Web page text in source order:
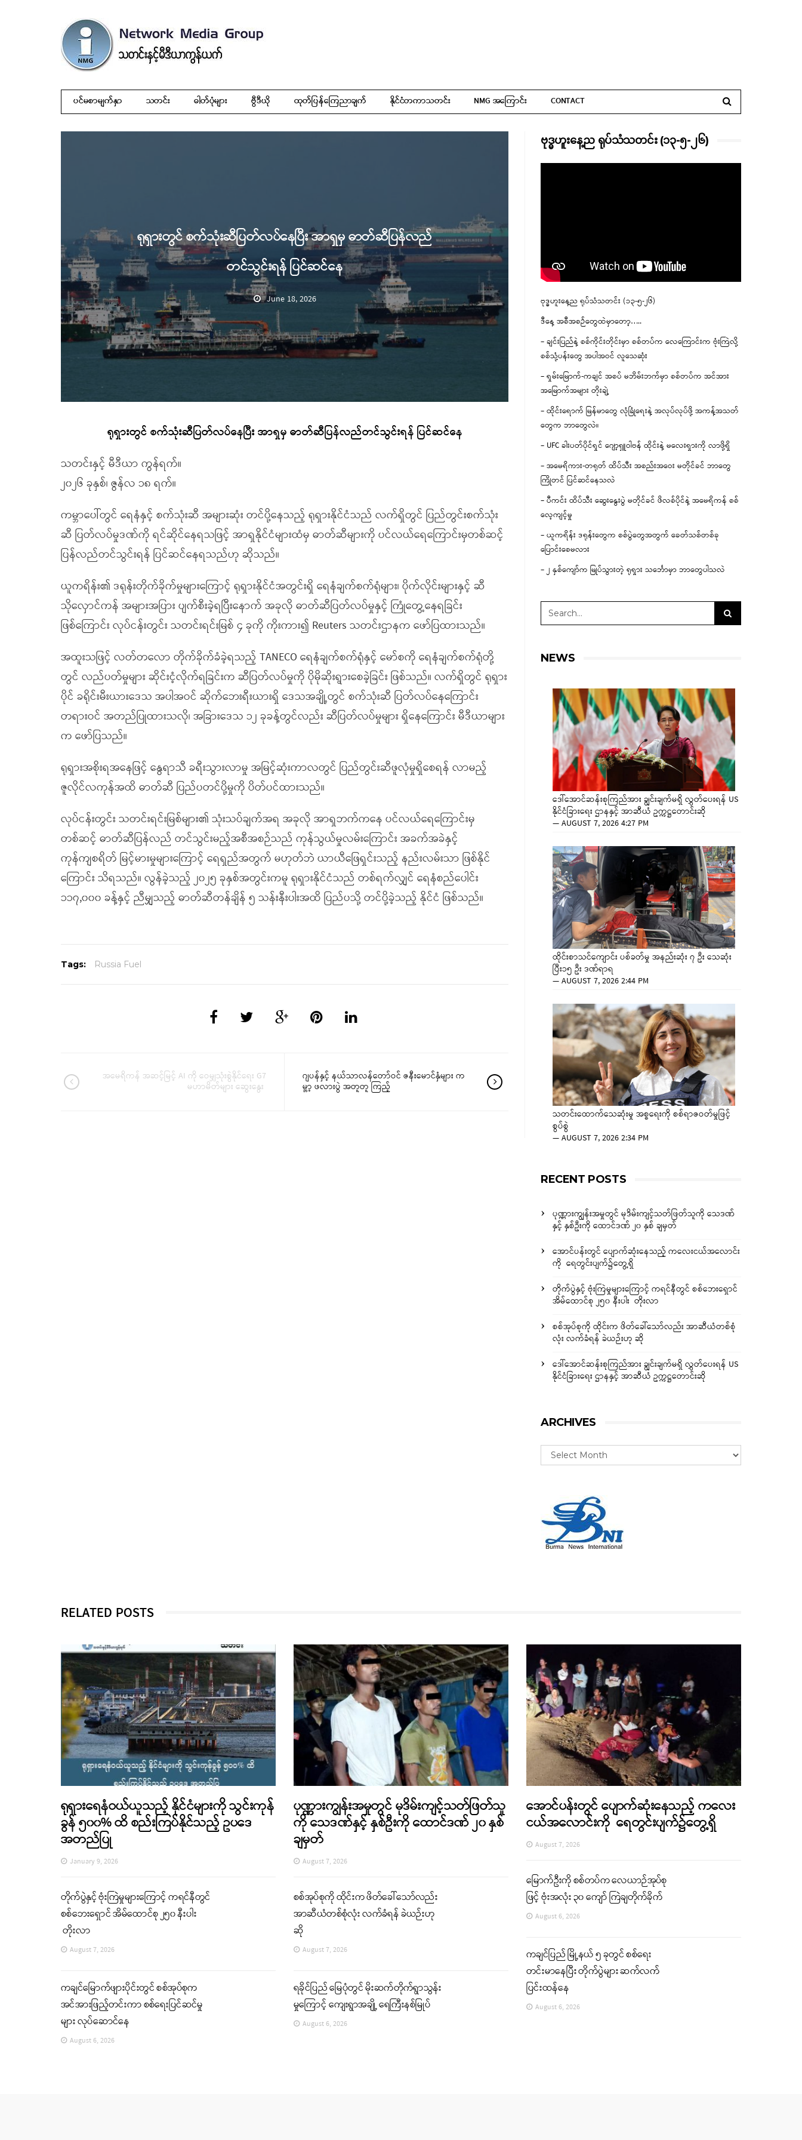
ပင်မစာမျက်နှာ သတင်း ဓါတ်ပုံများ ဗွီဒီယို ထုတ်ပြန်ကြေညာချက် နိုင်ငံတကာသတင်း NMG အကြောင်း CONTACT
ရုရှားတွင် စက်သုံးဆီပြတ်လပ်နေပြီး အာရှမှ ဓာတ်ဆီပြန်လည်
တင်သွင်းရန် ပြင်ဆင်နေ
June 18, 2026
ရုရှားတွင် စက်သုံးဆီပြတ်လပ်နေပြီး အာရှမှ ဓာတ်ဆီပြန်လည်တင်သွင်းရန် ပြင်ဆင်နေ
သတင်းနှင့် မီဒီယာ ကွန်ရက်။
၂၀၂၆ ခုနှစ်၊ ဇွန်လ ၁၈ ရက်။
ကမ္ဘာပေါ်တွင် ရေနံနှင့် စက်သုံးဆီ အများဆုံး တင်ပို့နေသည့် ရုရှားနိုင်ငံသည် လက်ရှိတွင် ပြည်တွင်းစက်သုံး
ဆီ ပြတ်လပ်မှုဒဏ်ကို ရင်ဆိုင်နေရသဖြင့် အာရှနိုင်ငံများထံမှ ဓာတ်ဆီများကို ပင်လယ်ရေကြောင်းမှတစ်ဆင့်
ပြန်လည်တင်သွင်းရန် ပြင်ဆင်နေရသည်ဟု ဆိုသည်။
ယူကရိန်း၏ ဒရုန်းတိုက်ခိုက်မှုများကြောင့် ရုရှားနိုင်ငံအတွင်းရှိ ရေနံချက်စက်ရုံများ၊ ပိုက်လိုင်းများနှင့် ဆီ
သိုလှောင်ကန် အများအပြား ပျက်စီးခဲ့ရပြီးနောက် အခုလို ဓာတ်ဆီပြတ်လပ်မှုနှင့် ကြုံတွေ့နေရခြင်း
ဖြစ်ကြောင်း လုပ်ငန်းတွင်း သတင်းရင်းမြစ် ၄ ခုကို ကိုးကား၍ Reuters သတင်းဌာနက ဖော်ပြထားသည်။
အထူးသဖြင့် လတ်တလော တိုက်ခိုက်ခံခဲ့ရသည့် TANECO ရေနံချက်စက်ရုံနှင့် မော်စကို ရေနံချက်စက်ရုံတို့
တွင် လည်ပတ်မှုများ ဆိုင်းငံ့လိုက်ရခြင်းက ဆီပြတ်လပ်မှုကို ပိုမိုဆိုးရွားစေခဲ့ခြင်း ဖြစ်သည်။ လက်ရှိတွင် ရုရှား
ပိုင် ခရိုင်းမီးယားဒေသ အပါအဝင် ဆိုက်ဘေးရီးယားရှိ ဒေသအချို့တွင် စက်သုံးဆီ ပြတ်လပ်နေကြောင်း
တရားဝင် အတည်ပြုထားသလို၊ အခြားဒေသ ၁၂ ခုခန့်တွင်လည်း ဆီပြတ်လပ်မှုများ ရှိနေကြောင်း မီဒီယာများ
က ဖော်ပြသည်။
ရုရှားအစိုးရအနေဖြင့် နွေရာသီ ခရီးသွားလာမှု အမြင့်ဆုံးကာလတွင် ပြည်တွင်းဆီဖူလုံမှုရှိစေရန် လာမည့်
ဇူလိုင်လကုန်အထိ ဓာတ်ဆီ ပြည်ပတင်ပို့မှုကို ပိတ်ပင်ထားသည်။
လုပ်ငန်းတွင်း သတင်းရင်းမြစ်များ၏ သုံးသပ်ချက်အရ အခုလို အာရှဘက်ကနေ ပင်လယ်ရေကြောင်းမှ
တစ်ဆင့် ဓာတ်ဆီပြန်လည် တင်သွင်းမည့်အစီအစဉ်သည် ကုန်သွယ်မှုလမ်းကြောင်း အခက်အခဲနှင့်
ကုန်ကျစရိတ် မြင့်မားမှုများကြောင့် ရေရှည်အတွက် မဟုတ်ဘဲ ယာယီဖြေရှင်းသည့် နည်းလမ်းသာ ဖြစ်နိုင်
ကြောင်း သိရသည်။ လွန်ခဲ့သည့် ၂၀၂၅ ခုနှစ်အတွင်းကမူ ရုရှားနိုင်ငံသည် တစ်ရက်လျှင် ရေနံစည်ပေါင်း
၁၁၇,၀၀၀ ခန့်နှင့် ညီမျှသည့် ဓာတ်ဆီတန်ချိန် ၅ သန်းနီးပါးအထိ ပြည်ပသို့ တင်ပို့ခဲ့သည့် နိုင်ငံ ဖြစ်သည်။
Tags: Russia Fuel
အမေရိကန် အဆင့်မြင့် AI ကို ဝေမျှသုံးစွဲနိုင်ရေး G7
မဟာမိတ်များ ဆွေးနွေး
ဂျပန်နှင့် နယ်သာလန်တော်ဝင် ဇနီးမောင်နှံများ က
မ္ဘာ့ ဖလားပွဲ အတူတူ ကြည့်
ဗုဒ္ဓဟူးနေ့ည ရုပ်သံသတင်း (၁၃-၅-၂၆)
ဗုဒ္ဓဟူးနေ့ည ရုပ်သံသတင်း (၁၃-၅-၂၆)
ဒီနေ့ အစီအစဉ်တွေထဲမှာတော့…..
– ချင်းပြည်နဲ့ စစ်ကိုင်းတိုင်းမှာ စစ်တပ်က လေကြောင်းက ဗုံးကြဲလို့
စစ်သုံ့ပန်းတွေ အပါအဝင် လူသေဆုံး
– ရှမ်းမြောက်-ကချင် အစပ် မဘိမ်းဘက်မှာ စစ်တပ်က အင်အား
အမြောက်အများ တိုးချဲ့
– ထိုင်းရောက် မြန်မာတွေ လုံခြုံရေးနဲ့ အလုပ်လုပ်ဖို့ အကန့်အသတ်
တွေက ဘာတွေလဲ။
– UFC ခါးပတ်ပိုင်ရှင် ဂျော့ရှူဝါဗန် ထိုင်းနဲ့ မလေးရှားကို လာဖို့ရှိ
– အမေရိကား-တရုတ် ထိပ်သီး အစည်းအဝေး မတိုင်ခင် ဘာတွေ
ကြိုတင် ပြင်ဆင်နေသလဲ
– ပီကင်း ထိပ်သီး ဆွေးနွေးပွဲ မတိုင်ခင် ဖိလစ်ပိုင်နဲ့ အမေရိကန် စစ်
လေ့ကျင့်မှု
– ယူကရိန်း ဒရုန်းတွေက စစ်ပွဲတွေအတွက် ခေတ်သစ်တစ်ခု
ပြောင်းစေမလား
– ၂ နှစ်ကျော်က မြုပ်သွားတဲ့ ရုရှား သင်္ဘောမှာ ဘာတွေပါသလဲ
NEWS
ဒေါ်အောင်ဆန်းစုကြည်အား ချွင်းချက်မရှိ လွှတ်ပေးရန် US
နိုင်ငံခြားရေး ဌာနနှင့် အာဆီယံ ဥက္ကဋ္ဌတောင်းဆို
—AUGUST 7, 2026 4:27 PM
ထိုင်းစာသင်ကျောင်း ပစ်ခတ်မှု အနည်းဆုံး ၇ ဦး သေဆုံး
ပြီး၁၅ ဦး ဒဏ်ရာရ
—AUGUST 7, 2026 2:44 PM
သတင်းထောက်သေဆုံးမှု အစ္စရေးကို စစ်ရာဇဝတ်မှုဖြင့်
စွပ်စွဲ
—AUGUST 7, 2026 2:34 PM
RECENT POSTS
ပုဏ္ဏားကျွန်းအမှုတွင် မုဒိမ်းကျင့်သတ်ဖြတ်သူကို သေဒဏ်
နှင့် နှစ်ဦးကို ထောင်ဒဏ် ၂၀ နှစ် ချမှတ်
အောင်ပန်းတွင် ပျောက်ဆုံးနေသည့် ကလေးငယ်အလောင်း
ကို ရေတွင်းပျက်၌တွေ့ရှိ
တိုက်ပွဲနှင့် ဗုံးကြဲမှုများကြောင့် ကရင်နီတွင် စစ်ဘေးရှောင်
အိမ်ထောင်စု ၂၅၀ နီးပါး တိုးလာ
စစ်အုပ်စုကို ထိုင်းက ဖိတ်ခေါ်သော်လည်း အာဆီယံတစ်စုံ
လုံး လက်ခံရန် ခဲယဉ်းဟု ဆို
ဒေါ်အောင်ဆန်းစုကြည်အား ချွင်းချက်မရှိ လွှတ်ပေးရန် US
နိုင်ငံခြားရေး ဌာနနှင့် အာဆီယံ ဥက္ကဋ္ဌတောင်းဆို
ARCHIVES
RELATED POSTS
ရုရှားရေနံဝယ်ယူသည့် နိုင်ငံများကို သွင်းကုန်
ခွန် ၅၀၀% ထိ စည်းကြပ်နိုင်သည့် ဥပဒေ
အတည်ပြု
January 9, 2026
တိုက်ပွဲနှင့် ဗုံးကြဲမှုများကြောင့် ကရင်နီတွင်
စစ်ဘေးရှောင် အိမ်ထောင်စု ၂၅၀ နီးပါး
တိုးလာ
August 7, 2026
ကချင်မြောက်ဖျားပိုင်းတွင် စစ်အုပ်စုက
အင်အားဖြည့်တင်းကာ စစ်ရေးပြင်ဆင်မှု
များ လုပ်ဆောင်နေ
August 6, 2026
ပုဏ္ဏားကျွန်းအမှုတွင် မုဒိမ်းကျင့်သတ်ဖြတ်သူ
ကို သေဒဏ်နှင့် နှစ်ဦးကို ထောင်ဒဏ် ၂၀ နှစ်
ချမှတ်
August 7, 2026
စစ်အုပ်စုကို ထိုင်းက ဖိတ်ခေါ်သော်လည်း
အာဆီယံတစ်စုံလုံး လက်ခံရန် ခဲယဉ်းဟု
ဆို
August 7, 2026
ရခိုင်ပြည် မြေပုံတွင် မိုးဆက်တိုက်ရွာသွန်း
မှုကြောင့် ကျေးရွာအချို့ ရေကြီးနစ်မြုပ်
August 6, 2026
အောင်ပန်းတွင် ပျောက်ဆုံးနေသည့် ကလေး
ငယ်အလောင်းကို ရေတွင်းပျက်၌တွေ့ရှိ
August 7, 2026
မြောက်ဦးကို စစ်တပ်က လေယာဉ်အုပ်စု
ဖြင့် ဗုံးအလုံး ၃၀ ကျော် ကြဲချတိုက်ခိုက်
August 6, 2026
ကချင်ပြည် မြို့နယ် ၅ ခုတွင် စစ်ရေး
တင်းမာနေပြီး တိုက်ပွဲများ ဆက်လက်
ပြင်းထန်နေ
August 6, 2026